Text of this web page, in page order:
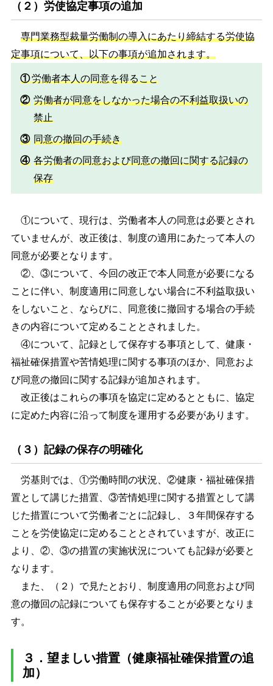
（２）労使協定事項の追加
専門業務型裁量労働制の導入にあたり締結する労使協
定事項について、以下の事項が追加されます。
①労働者本人の同意を得ること
② 労働者が同意をしなかった場合の不利益取扱いの
禁止
③ 同意の撤回の手続き
④ 各労働者の同意および同意の撤回に関する記録の
保存
①について、現行は、労働者本人の同意は必要とされ
ていませんが、改正後は、制度の適用にあたって本人の
同意が必要となります。
②、③について、今回の改正で本人同意が必要になる
ことに伴い、制度適用に同意しない場合に不利益取扱い
をしないこと、ならびに、同意後に撤回する場合の手続
きの内容について定めることとされました。
④について、記録として保存する事項として、健康・
福祉確保措置や苦情処理に関する事項のほか、同意およ
び同意の撤回に関する記録が追加されます。
改正後はこれらの事項を協定に定めるとともに、協定
に定めた内容に沿って制度を運用する必要があります。
（３）記録の保存の明確化
労基則では、①労働時間の状況、②健康・福祉確保措
置として講じた措置、③苦情処理に関する措置として講
じた措置について労働者ごとに記録し、３年間保存する
ことを労使協定に定めることとされていますが、改正に
より、②、③の措置の実施状況についても記録が必要と
なります。
また、（２）で見たとおり、制度適用の同意および同
意の撤回の記録についても保存することが必要となりま
す。
３．望ましい措置（健康福祉確保措置の追
加）